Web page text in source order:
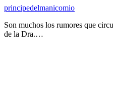
principedelmanicomio
Son muchos los rumores que
de la Dra.…